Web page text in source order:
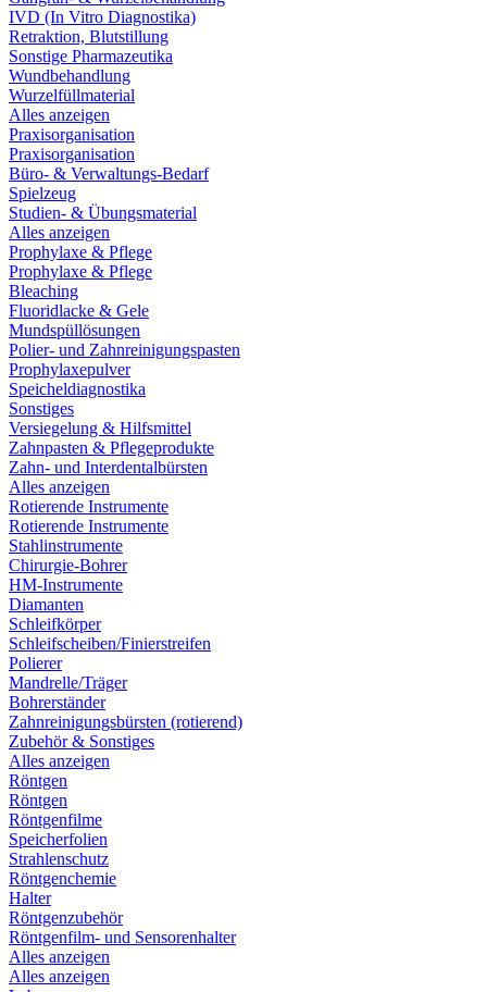
IVD (In Vitro Diagnostika)
Retraktion, Blutstillung
Sonstige Pharmazeutika
Wundbehandlung
Wurzelfüllmaterial
Alles anzeigen
Praxisorganisation
Praxisorganisation
Büro- & Verwaltungs-Bedarf
Spielzeug
Studien- & Übungsmaterial
Alles anzeigen
Prophylaxe & Pflege
Prophylaxe & Pflege
Bleaching
Fluoridlacke & Gele
Mundspüllösungen
Polier- und Zahnreinigungspasten
Prophylaxepulver
Speicheldiagnostika
Sonstiges
Versiegelung & Hilfsmittel
Zahnpasten & Pflegeprodukte
Zahn- und Interdentalbürsten
Alles anzeigen
Rotierende Instrumente
Rotierende Instrumente
Stahlinstrumente
Chirurgie-Bohrer
HM-Instrumente
Diamanten
Schleifkörper
Schleifscheiben/Finierstreifen
Polierer
Mandrelle/Träger
Bohrerständer
Zahnreinigungsbürsten (rotierend)
Zubehör & Sonstiges
Alles anzeigen
Röntgen
Röntgen
Röntgenfilme
Speicherfolien
Strahlenschutz
Röntgenchemie
Halter
Röntgenzubehör
Röntgenfilm- und Sensorenhalter
Alles anzeigen
Alles anzeigen